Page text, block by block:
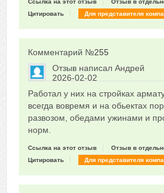
Ссылка на этот отзыв
Отзыв в
Цитировать
Для представителя
Комментарий №255
Отзыв написал Андрей
2026-02-02
0
Работал у них на стройках
всегда вовремя и на обьектах
развозом, обедами ужинами и
норм.
Ссылка на этот отзыв
Отзыв в
Цитировать
Для представителя